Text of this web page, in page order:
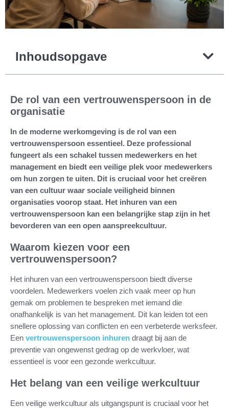
Inhoudsopgave
De rol van een vertrouwenspersoon in de
organisatie
In de moderne werkomgeving is de rol van een
vertrouwenspersoon essentieel. Deze professional
fungeert als een schakel tussen medewerkers en het
management en biedt een veilige plek voor medewerkers
om hun zorgen te uiten. Dit is cruciaal voor het creëren
van een cultuur waar sociale veiligheid binnen
organisaties voorop staat. Het inhuren van een
vertrouwenspersoon kan een belangrijke stap zijn in het
bevorderen van een open aanspreekcultuur.
Waarom kiezen voor een
vertrouwenspersoon?
Het inhuren van een vertrouwenspersoon biedt diverse
voordelen. Medewerkers voelen zich vaak meer op hun
gemak om problemen te bespreken met iemand die
onafhankelijk is van het management. Dit kan leiden tot een
snellere oplossing van conflicten en een verbeterde werksfeer.
Een vertrouwenspersoon inhuren draagt bij aan de
preventie van ongewenst gedrag op de werkvloer, wat
essentieel is voor een gezonde werkcultuur.
Het belang van een veilige werkcultuur
Een veilige werkcultuur als uitgangspunt is cruciaal voor het